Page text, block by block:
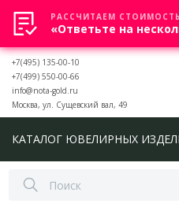
+7(495) 135-00-10
+7(499) 550-00-66
info@nota-gold.ru
Москва, ул. Сущевский вал, 49
КАТАЛОГ ЮВЕЛИРНЫХ
РАССЧИТАЕМ
«Ответьте на